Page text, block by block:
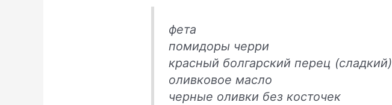
фета
помидоры черри
красный болгарский перец (сладкий)
оливковое масло
черные оливки без косточек